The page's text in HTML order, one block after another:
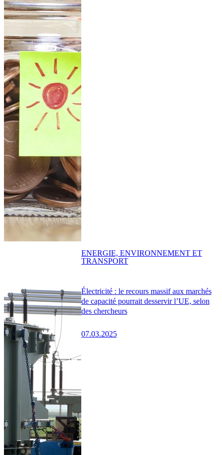
Électricité : le recours massif aux marchés
de capacité pourrait desservir l’UE, selon
des chercheurs
07.03.2025
ENERGIE, ENVIRONNEMENT ET
TRANSPORT